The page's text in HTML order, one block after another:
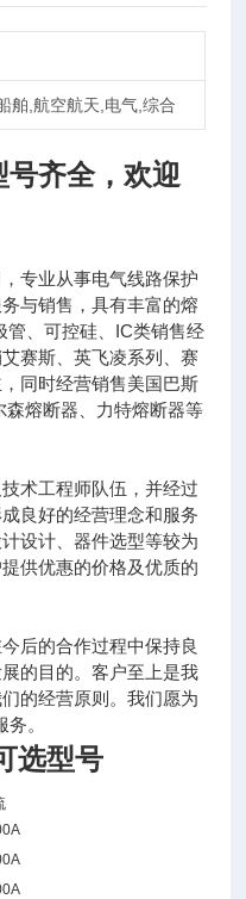
舶,航空航天,电气,综合
号齐全，欢迎
专业从事电气线路保护
与销售，具有丰富的熔
管、可控硅、IC类销售经
赛斯、英飞凌系列、赛
同时经营销售美国巴斯
熔断器、力特熔断器等
术工程师队伍，并经过
良好的经营理念和服务
设计、器件选型等较为
供优惠的价格及优质的
后的合作过程中保持良
的目的。客户至上是我
的经营原则。我们愿为
。
选型号